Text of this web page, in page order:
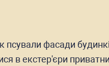
фасади
в екстер'єри